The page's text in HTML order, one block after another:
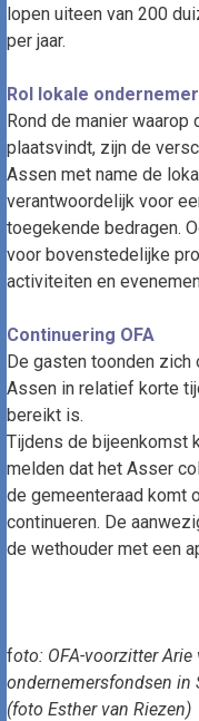
lopen uiteen van 200
per jaar.
Rol lokale
Rond de manier
plaatsvindt, zijn de
Assen met name de
verantwoordelijk voor
toegekende bedragen.
voor bovenstedelijke
activiteiten en
Continuering OFA
De gasten toonden zich
Assen in relatief korte
bereikt is.
Tijdens de bijeenkomst
melden dat het Asser
de gemeenteraad komt
continueren. De
de wethouder met een
foto: OFA-voorzitter
ondernemersfondsen in
(foto Esther van Riezen)